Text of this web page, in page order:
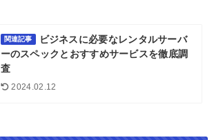
関連記事
ビジネスに必要なレンタルサーバ
ーのスペックとおすすめサービスを徹底調
査
2024.02.12